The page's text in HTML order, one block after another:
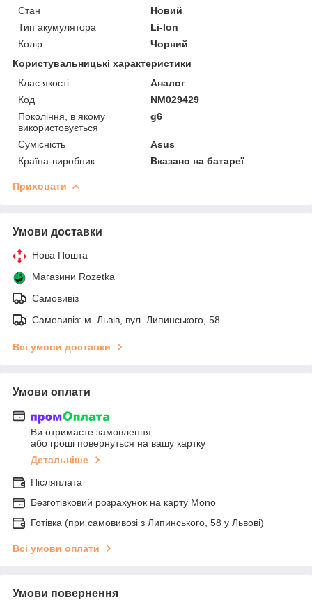
Стан
Новий
Тип акумулятора
Li-Ion
Колір
Чорний
Користувальницькі характеристики
Клас якості
Аналог
Код
NM029429
Покоління, в якому
використовується
g6
Сумісність
Asus
Країна-виробник
Вказано на батареї
Приховати
Умови доставки
Нова Пошта
Магазини Rozetka
Самовивіз
Самовивіз: м. Львів, вул. Липинського, 58
Всі умови доставки
Умови оплати
Ви отримаєте замовлення
або гроші повернуться на вашу картку
Детальніше
Післяплата
Безготівковий розрахунок на карту Mono
Готівка (при самовивозі з Липинського, 58 у Львові)
Всі умови оплати
Умови повернення